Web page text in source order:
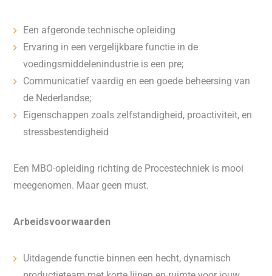
Een afgeronde technische opleiding
Ervaring in een vergelijkbare functie in de
voedingsmiddelenindustrie is een pre;
Communicatief vaardig en een goede beheersing van
de Nederlandse;
Eigenschappen zoals zelfstandigheid, proactiviteit, en
stressbestendigheid
Een MBO-opleiding richting de Procestechniek is mooi
meegenomen. Maar geen must.
Arbeidsvoorwaarden
Uitdagende functie binnen een hecht, dynamisch